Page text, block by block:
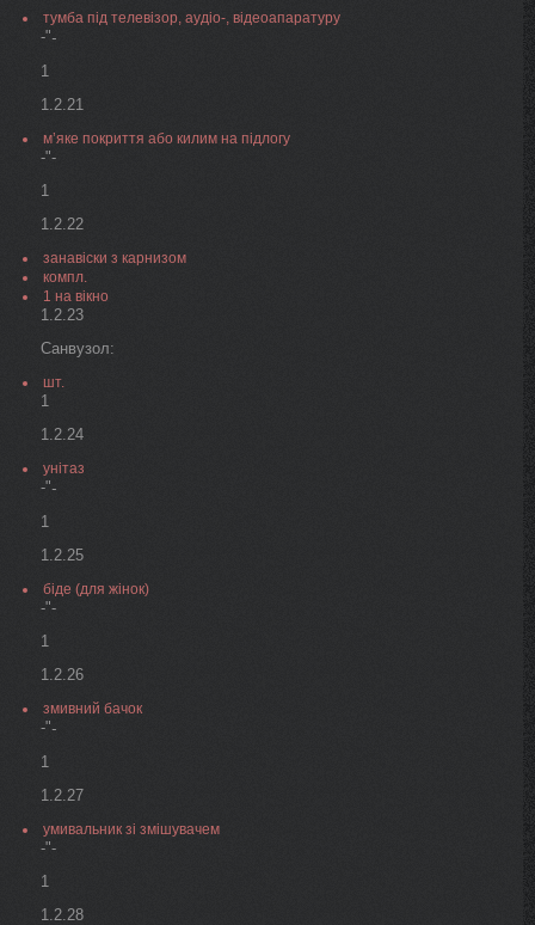
тумба під телевізор, аудіо-, відеоапаратуру
-"-
1
1.2.21
м’яке покриття або килим на підлогу
-"-
1
1.2.22
занавіски з карнизом
компл.
1 на вікно
1.2.23
Санвузол:
шт.
1
1.2.24
унітаз
-"-
1
1.2.25
біде (для жінок)
-"-
1
1.2.26
змивний бачок
-"-
1
1.2.27
умивальник зі змішувачем
-"-
1
1.2.28